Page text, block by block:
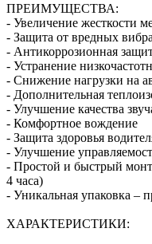
ПРЕИМУЩЕСТВА:
- Увеличение жесткости
- Защита от вредных
- Антикоррозионная
- Устранение
- Снижение нагрузки на
- Дополнительная
- Улучшение качества
- Комфортное вождение
- Защита здоровья
- Улучшение
- Простой и быстрый
4 часа)
- Уникальная упаковка –
ХАРАКТЕРИСТИКИ: